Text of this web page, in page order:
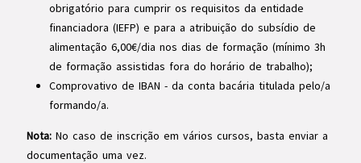
obrigatório para cumprir os requisitos da entidade
financiadora (IEFP) e para a atribuição do subsídio de
alimentação 6,00€/dia nos dias de formação (mínimo 3h
de formação assistidas fora do horário de trabalho);
Comprovativo de IBAN - da conta bacária titulada pelo/a
formando/a.
Nota:No caso de inscrição em vários cursos, basta enviar a
documentação uma vez.